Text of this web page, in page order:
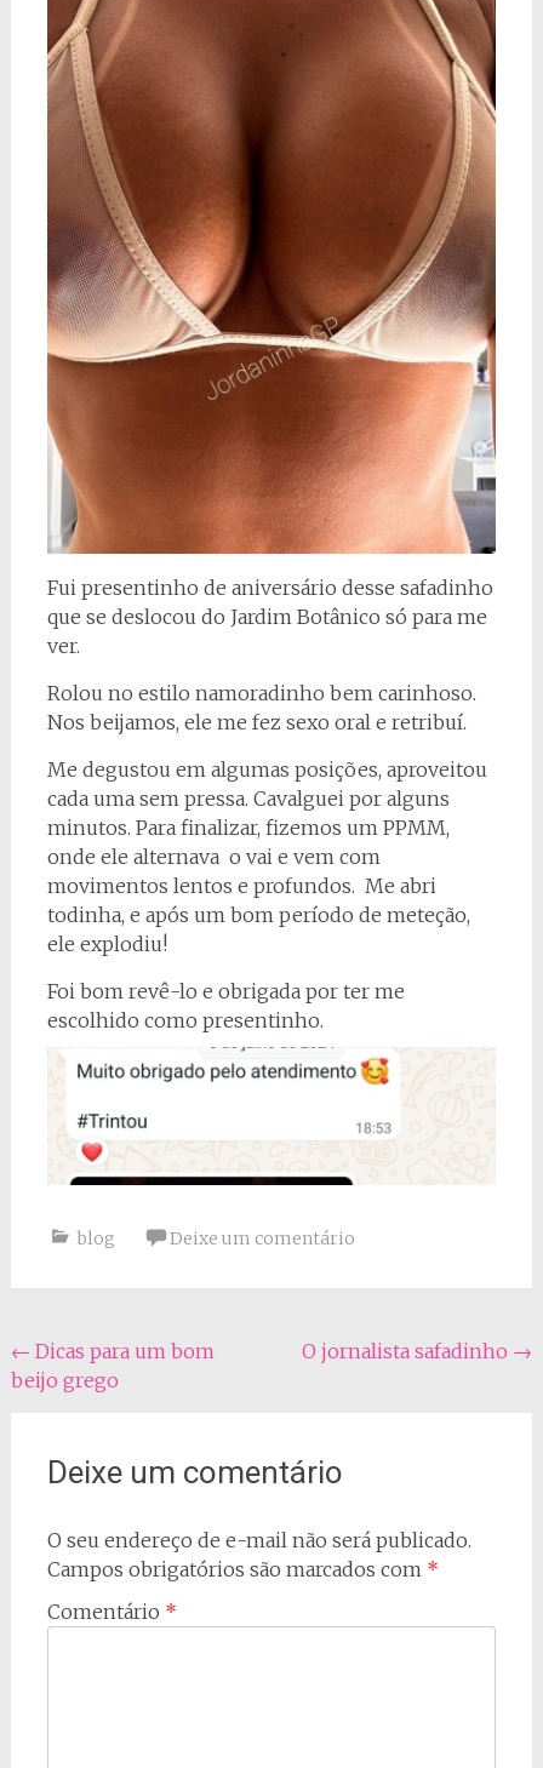
Fui presentinho de aniversário desse safadinho
que se deslocou do Jardim Botânico só para me
ver.
Rolou no estilo namoradinho bem carinhoso.
Nos beijamos, ele me fez sexo oral e retribuí.
Me degustou em algumas posições, aproveitou
cada uma sem pressa. Cavalguei por alguns
minutos. Para finalizar, fizemos um PPMM,
onde ele alternava o vai e vem com
movimentos lentos e profundos. Me abri
todinha, e após um bom período de meteção,
ele explodiu!
Foi bom revê-lo e obrigada por ter me
escolhido como presentinho.
blog Deixe um comentário
Navegação
do
← Dicas para um bom
beijo grego
O jornalista safadinho →
Deixe um comentário
O seu endereço de e-mail não será publicado.
Campos obrigatórios são marcados com *
Comentário *